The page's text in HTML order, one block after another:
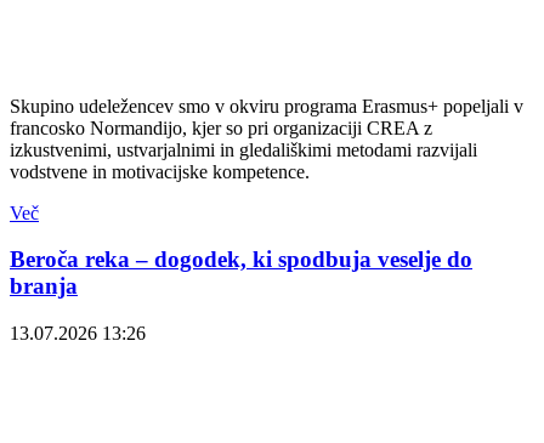
Skupino udeležencev smo v okviru programa Erasmus+ popeljali v
francosko Normandijo, kjer so pri organizaciji CREA z
izkustvenimi, ustvarjalnimi in gledališkimi metodami razvijali
vodstvene in motivacijske kompetence.
Več
Beroča reka – dogodek, ki spodbuja veselje do
branja
13.07.2026 13:26